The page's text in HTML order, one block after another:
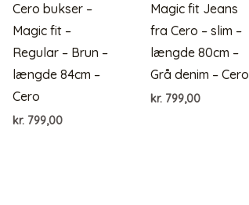
Cero bukser –
Magic fit –
Regular – Brun –
længde 84cm –
Cero
kr.799,00
Magic fit Jeans
fra Cero – slim –
længde 80cm –
Grå denim – Cero
kr. 799,00